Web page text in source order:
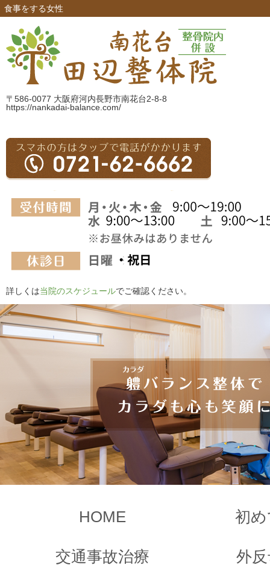
食事をする女性
〒586-0077 大阪府河内長野市南花台2-8-8
https://nankadai-balance.com/
詳しくは当院のスケジュールでご確認ください。
HOME 初
交通事故治療 外